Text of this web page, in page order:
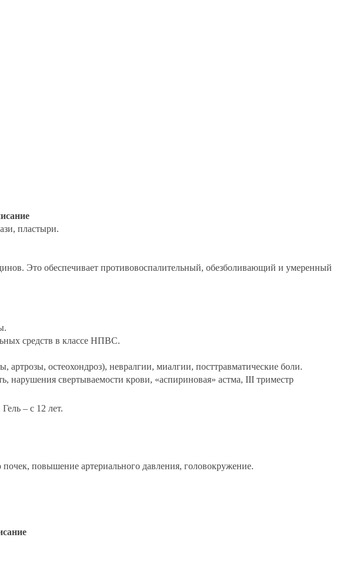
пластыри.
Это обеспечивает противовоспалительный, обезболивающий и умеренный
средств в классе НПВС.
артрозы, остеохондроз), невралгии, миалгии, посттравматические боли.
нарушения свертываемости крови, «аспириновая» астма, III триместр
– с 12 лет.
повышение артериального давления, головокружение.